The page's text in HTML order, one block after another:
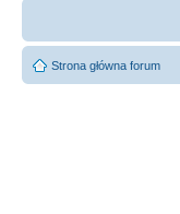
Strona główna forum